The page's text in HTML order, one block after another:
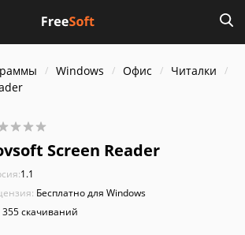
Windows Офис
Читалки
Screen Reader
1.1
Бесплатно для Windows
355 скачиваний